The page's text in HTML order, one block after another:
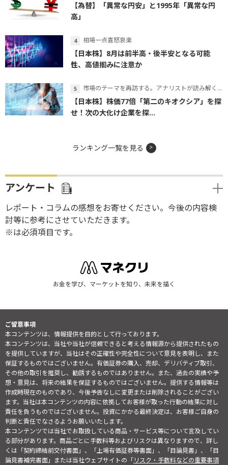
【為替】「異常な円安」と1995年「異常な円
高」
相場一点喜怒哀楽
【日本株】8月は前半高・後半安となる可能
性、高値掴みに注意か
市場のテーマを再訪する。アナリストが読み解くテーマの本質
【日本株】株価77倍「第二のキオクシア」を探
せ！次の大化け企業を探...
ランキング一覧を見る
アンケート
レポート・コラムの感想をお寄せください。今後の内容検
討等に参考にさせていただきます。
※は必須項目です。
お金を学び、マーケットを知り、未来を描く
ご留意事項
本コンテンツは、情報提供を目的として行っております。
本コンテンツは、当社や当社が信頼できると考える情報源から提供されたもの
を提供していますが、当社はその正確性や完全性について意見を表明し、また
保証するものではございません。有価証券の購入、売却、デリバティブ取引、
その他の取引を推奨し、勧誘するものではありません。また、過去の実績や予
想・意見は、将来の結果を保証するものではございません。提供する情報等は
作成時現在のものであり、今後予告なしに変更または削除されることがござい
ます。当社は本コンテンツの内容に依拠してお客様が取った行動の結果に対し
責任を負うものではございません。投資にかかる最終決定は、お客様ご自身の
判断と責任でなさるようお願いいたします。
本コンテンツでは当社でお取扱している商品・サービス等について言及してい
る部分があります。商品ごとに手数料等およびリスクは異なりますので、詳し
くは「契約締結前交付書面」、「上場有価証券等書面」、「目論見書」、「目
論見書補完書面」または当社ウェブサイトの「リスク・手数料などの重要事項